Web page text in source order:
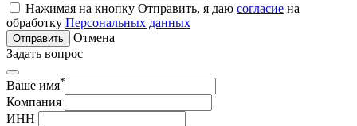
Нажимая на кнопку Отправить, я даю согласие на
обработку Персональных данных
Отправить
Отмена
Задать вопрос
Ваше имя*
Компания
ИНН